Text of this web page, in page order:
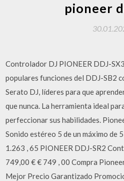
pioneer
Controlador DJ PIONEER DDJ-
populares funciones del DDJ-SB2
Serato DJ, líderes para que
que nunca. La herramienta ideal
perfeccionar sus habilidades.
Sonido estéreo 5 de un máximo de
1.263 , 65 PIONEER DDJ-SR2
749,00 € € 749 , 00 Compra
Mejor Precio Garantizado